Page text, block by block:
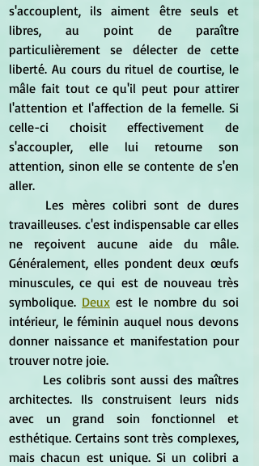
s'accouplent, ils aiment être seuls et
libres, au point de paraître
particulièrement se délecter de cette
liberté. Au cours du rituel de courtise, le
mâle fait tout ce qu'il peut pour attirer
l'attention et l'affection de la femelle. Si
celle-ci choisit effectivement de
s'accoupler, elle lui retourne son
attention, sinon elle se contente de s'en
aller.
travailleuses. c'est indispensable car elles
ne reçoivent aucune aide du mâle.
Généralement, elles pondent deux œufs
minuscules, ce qui est de nouveau très
symbolique. Deux est le nombre du soi
intérieur, le féminin auquel nous devons
donner naissance et manifestation pour
trouver notre joie.
architectes. Ils construisent leurs nids
avec un grand soin fonctionnel et
esthétique. Certains sont très complexes,
mais chacun est unique. Si un colibri a